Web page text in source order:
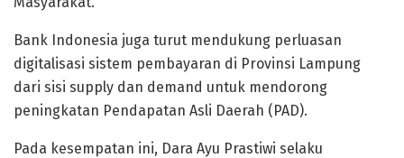
Bank Indonesia juga turut mendukung perluasan
digitalisasi sistem pembayaran di Provinsi Lampung
dari sisi supply dan demand untuk mendorong
peningkatan Pendapatan Asli Daerah (PAD).
Pada kesempatan ini, Dara Ayu Prastiwi selaku